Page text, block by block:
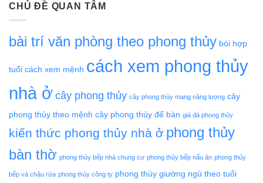
CHỦ ĐỀ QUAN TÂM
bài trí văn phòng theo phong thủy bói hợp
tuổi cách xem mệnh cách xem phong thủy
nhà ở cây phong thủy cây phong thủy mang năng lượng cây
phong thủy theo mệnh cây phong thủy để bàn giá đá phong thủy
kiến thức phong thủy nhà ở phong thủy
bàn thờ phong thủy bếp nhà chung cư phong thủy bếp nấu ăn phong thủy
bếp và chậu rửa phong thủy công ty phong thủy giường ngủ theo tuổi